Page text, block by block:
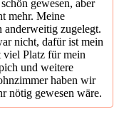
gewesen, aber
mehr. Meine
anderweitig zugelegt.
nicht, dafür ist mein
viel Platz für mein
und weitere
haben wir
nötig gewesen wäre.